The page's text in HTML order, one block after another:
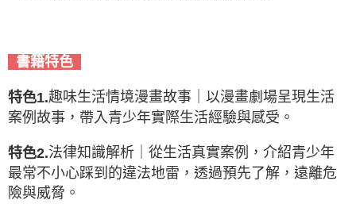
書籍特色
特色1.趣味生活情境漫畫故事｜以漫畫劇場呈現生活
案例故事，帶入青少年實際生活經驗與感受。
特色2.法律知識解析｜從生活真實案例，介紹青少年
最常不小心踩到的違法地雷，透過預先了解，遠離危
險與威脅。